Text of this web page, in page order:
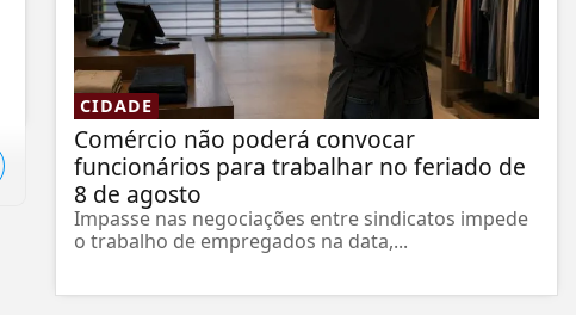
CIDADE
Comércio não poderá convocar
funcionários para trabalhar no feriado de
8 de agosto
Impasse nas negociações entre sindicatos impede
o trabalho de empregados na data,...